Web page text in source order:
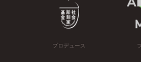
プロデュース